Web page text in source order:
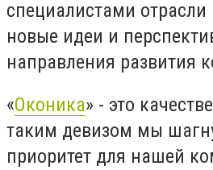
специалистами отрасли
новые идеи и
направления развития
«Оконика» - это
таким девизом мы
приоритет для нашей